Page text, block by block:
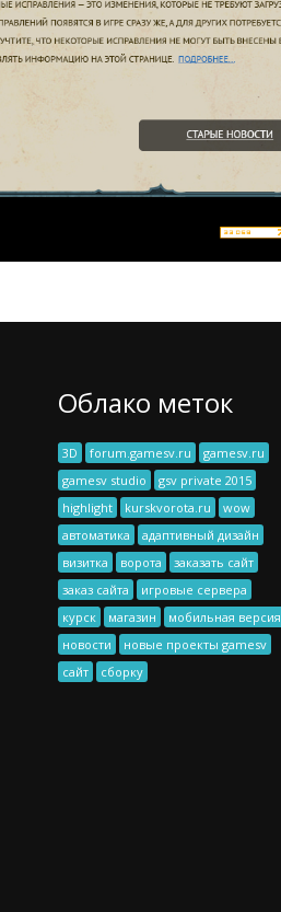
Облако меток
3D forum.gamesv.ru
gamesv.ru
gamesv studio
gsv private 2015
highlight
kurskvorota.ru
wow
автоматика
адаптивный дизайн
визитка
ворота
заказать сайт
заказ сайта
игровые сервера
курск
магазин
мобильная версия
новости
новые проекты gamesv
сайт
сборку